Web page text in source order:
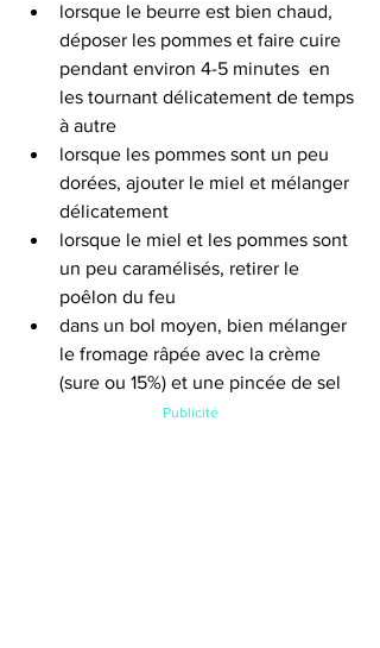
lorsque le beurre est bien chaud,
déposer les pommes et faire cuire
pendant environ 4-5 minutes  en
les tournant délicatement de temps
à autre
lorsque les pommes sont un peu
dorées, ajouter le miel et mélanger
délicatement
lorsque le miel et les pommes sont
un peu caramélisés, retirer le
poêlon du feu
dans un bol moyen, bien mélanger
le fromage râpée avec la crème
(sure ou 15%) et une pincée de sel
Publicité